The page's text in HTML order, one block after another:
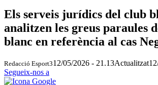
Els serveis jurídics del club
analitzen les greus paraules
blanc en referència al cas
Redacció Esport312/05/2026 - 21.13Actualitzat
Segueix-nos a